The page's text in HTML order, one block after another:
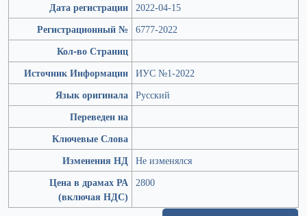
Дата регистрации 2022-04-15
Регистрационный №
6777-2022
Кол-во Страниц
Источник Информации ИУС №1-2022
Язык оригинала Русский
Переведен на
Ключевые Слова
Изменения НД Не изменялся
Цена в драмах РА
(включая НДС)
2800